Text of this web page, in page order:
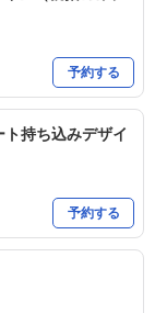
予約する
持ち込みデザイ
予約する